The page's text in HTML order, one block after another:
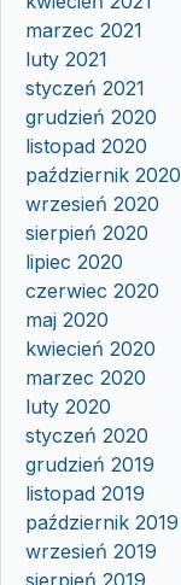
marzec 2021
luty 2021
styczeń 2021
grudzień 2020
listopad 2020
październik 2020
wrzesień 2020
sierpień 2020
lipiec 2020
czerwiec 2020
maj 2020
kwiecień 2020
marzec 2020
luty 2020
styczeń 2020
grudzień 2019
listopad 2019
październik 2019
wrzesień 2019
sierpień 2019